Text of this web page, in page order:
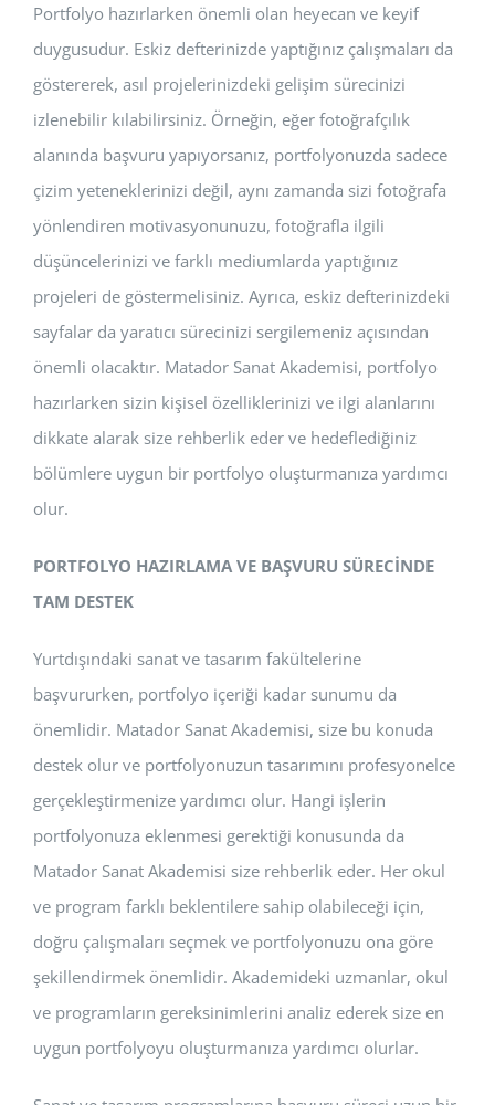
Portfolyo hazırlarken önemli olan heyecan ve keyif
duygusudur. Eskiz defterinizde yaptığınız çalışmaları da
göstererek, asıl projelerinizdeki gelişim sürecinizi
izlenebilir kılabilirsiniz. Örneğin, eğer fotoğrafçılık
alanında başvuru yapıyorsanız, portfolyonuzda sadece
çizim yeteneklerinizi değil, aynı zamanda sizi fotoğrafa
yönlendiren motivasyonunuzu, fotoğrafla ilgili
düşüncelerinizi ve farklı mediumlarda yaptığınız
projeleri de göstermelisiniz. Ayrıca, eskiz defterinizdeki
sayfalar da yaratıcı sürecinizi sergilemeniz açısından
önemli olacaktır. Matador Sanat Akademisi, portfolyo
hazırlarken sizin kişisel özelliklerinizi ve ilgi alanlarını
dikkate alarak size rehberlik eder ve hedeflediğiniz
bölümlere uygun bir portfolyo oluşturmanıza yardımcı
olur.
PORTFOLYO HAZIRLAMA VE BAŞVURU SÜRECİNDE
TAM DESTEK
Yurtdışındaki sanat ve tasarım fakültelerine
başvururken, portfolyo içeriği kadar sunumu da
önemlidir. Matador Sanat Akademisi, size bu konuda
destek olur ve portfolyonuzun tasarımını profesyonelce
gerçekleştirmenize yardımcı olur. Hangi işlerin
portfolyonuza eklenmesi gerektiği konusunda da
Matador Sanat Akademisi size rehberlik eder. Her okul
ve program farklı beklentilere sahip olabileceği için,
doğru çalışmaları seçmek ve portfolyonuzu ona göre
şekillendirmek önemlidir. Akademideki uzmanlar, okul
ve programların gereksinimlerini analiz ederek size en
uygun portfolyoyu oluşturmanıza yardımcı olurlar.